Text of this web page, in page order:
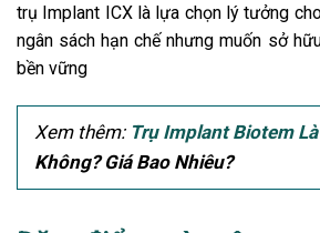
trụ Implant ICX là lựa chọn lý tưởng
ngân sách hạn chế nhưng muốn sở
bền vững
Xem thêm: Trụ Implant Biotem
Không? Giá Bao Nhiêu?